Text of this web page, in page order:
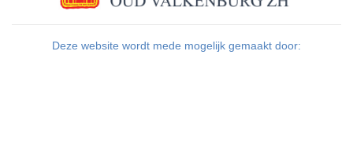
Deze website wordt mede mogelijk gemaakt door: